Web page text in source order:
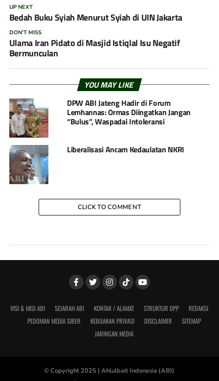
UP NEXT
Bedah Buku Syiah Menurut Syiah di UIN Jakarta
DON'T MISS
Ulama Iran Pidato di Masjid Istiqlal Isu Negatif
Bermunculan
YOU MAY LIKE
DPW ABI Jateng Hadir di Forum
Lemhannas: Ormas Diingatkan Jangan
“Bulus”, Waspadai Intoleransi
Liberalisasi Ancam Kedaulatan NKRI
CLICK TO COMMENT
VISI & MISI ABI SEJARAH ABI KONTAK / ALAMAT STRUKTUR DPP
REDAKSI
PEDOMAN MEDIA SIBER
KEBIJAKAN PRIVASI DISCLAIMER
SITEMAP
JARINGAN MEDIA
© Copyright 2025 | Ahlulbait Indonesia (ABI)